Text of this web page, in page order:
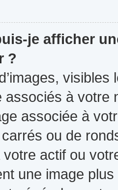
je afficher
?
à votre
associée à
carrés ou de
actif ou
une image